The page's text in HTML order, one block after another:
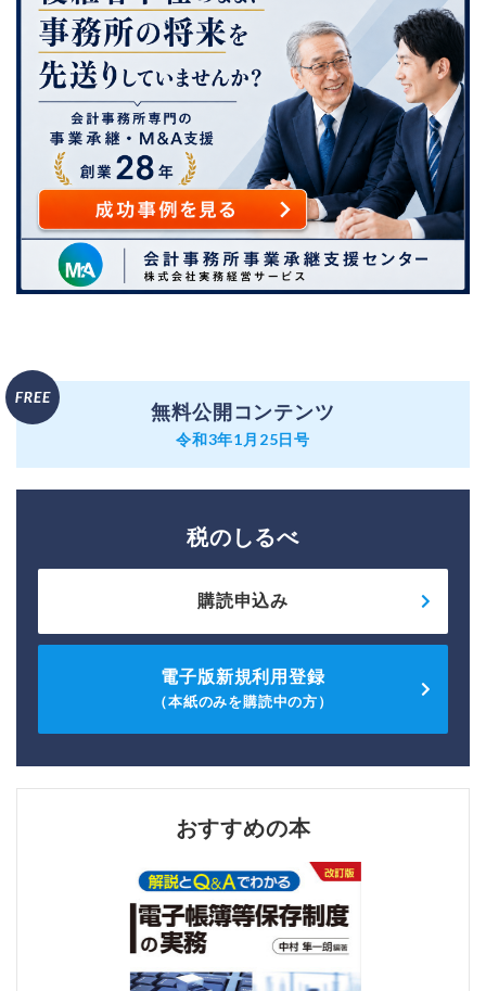
無料公開コンテンツ
令和3年1月25日号
税のしるべ
購読申込み
電子版新規利用登録
（本紙のみを購読中の方）
おすすめの本